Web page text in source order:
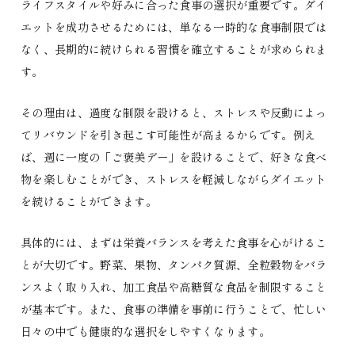
ライフスタイルや好みに合った食事の選択が重要です。ダイ
エットを成功させるためには、単なる一時的な食事制限では
なく、長期的に続けられる習慣を確立することが求められま
す。
その理由は、過度な制限を設けると、ストレスや反動によっ
てリバウンドを引き起こす可能性が高まるからです。例え
ば、週に一度の「ご褒美デー」を設けることで、好きな食べ
物を楽しむことができ、ストレスを軽減しながらダイエット
を続けることができます。
具体的には、まずは栄養バランスを考えた食事を心がけるこ
とが大切です。野菜、果物、タンパク質源、全粒穀物をバラ
ンスよく取り入れ、加工食品や高糖質な食品を制限すること
が基本です。また、食事の準備を事前に行うことで、忙しい
日々の中でも健康的な選択をしやすくなります。